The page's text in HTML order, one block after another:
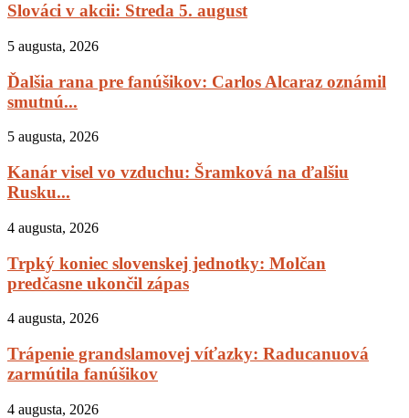
Slováci v akcii: Streda 5. august
5 augusta, 2026
Ďalšia rana pre fanúšikov: Carlos Alcaraz oznámil
smutnú...
5 augusta, 2026
Kanár visel vo vzduchu: Šramková na ďalšiu
Rusku...
4 augusta, 2026
Trpký koniec slovenskej jednotky: Molčan
predčasne ukončil zápas
4 augusta, 2026
Trápenie grandslamovej víťazky: Raducanuová
zarmútila fanúšikov
4 augusta, 2026